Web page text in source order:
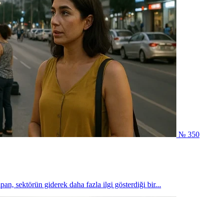
№ 350
sektörün giderek daha fazla ilgi gösterdiği bir...